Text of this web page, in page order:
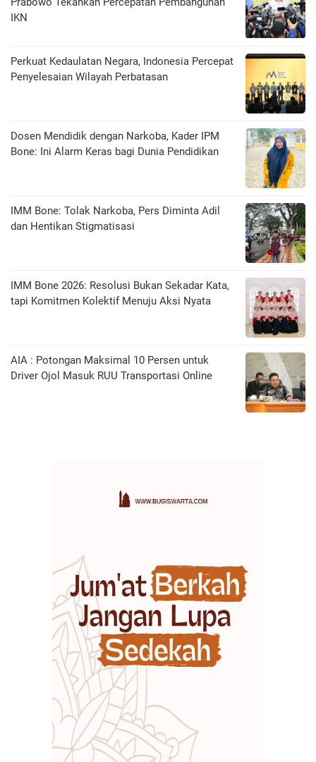
IKN
Perkuat Kedaulatan Negara, Indonesia Percepat
Penyelesaian Wilayah Perbatasan
Dosen Mendidik dengan Narkoba, Kader IPM
Bone: Ini Alarm Keras bagi Dunia Pendidikan
IMM Bone: Tolak Narkoba, Pers Diminta Adil
dan Hentikan Stigmatisasi
IMM Bone 2026: Resolusi Bukan Sekadar Kata,
tapi Komitmen Kolektif Menuju Aksi Nyata
AIA : Potongan Maksimal 10 Persen untuk
Driver Ojol Masuk RUU Transportasi Online